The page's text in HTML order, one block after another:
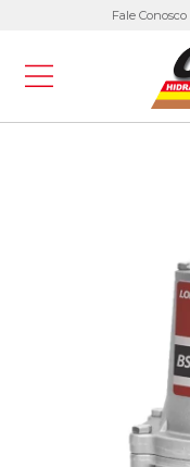
Fale Conosco